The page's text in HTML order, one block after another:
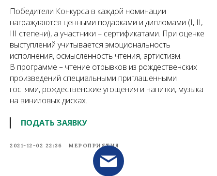
Победители Конкурса в каждой номинации
награждаются ценными подарками и дипломами (I, II,
III степени), а участники – сертификатами. При оценке
выступлений учитывается эмоциональность
исполнения, осмысленность чтения, артистизм.
В программе – чтение отрывков из рождественских
произведений специальными приглашенными
гостями, рождественские угощения и напитки, музыка
на виниловых дисках.
ПОДАТЬ ЗАЯВКУ
2021-12-02 22:36 МЕРОПРИЯТИЯ